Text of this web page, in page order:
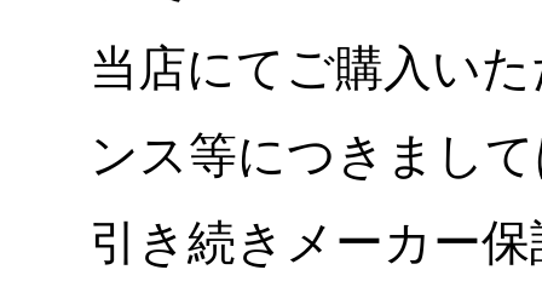
当店にてご購入い
ンス等につきまし
引き続きメーカー